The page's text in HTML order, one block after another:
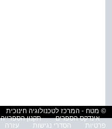
© מטח - המרכז לטכנולוגיה חינוכית
אינדקס הספרים
תקנון הספרייה
פרטיות
הסדרי נגישות עזרה